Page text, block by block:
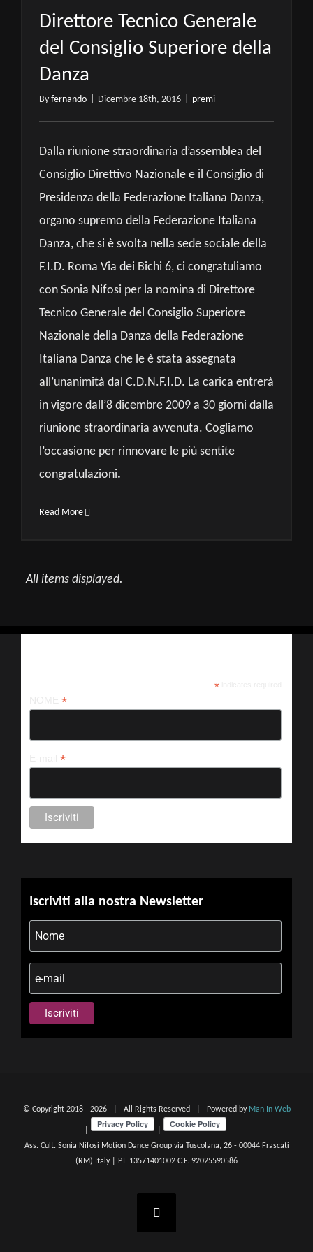
Direttore Tecnico Generale
del Consiglio Superiore della
Danza
By fernando Dicembre 18th, 2016 premi
Dalla riunione straordinaria d’assemblea del
Consiglio Direttivo Nazionale e il Consiglio di
Presidenza della Federazione Italiana Danza,
organo supremo della Federazione Italiana
Danza, che si è svolta nella sede sociale della
F.I.D. Roma Via dei Bichi 6, ci congratuliamo
con Sonia Nifosi per la nomina di Direttore
Tecnico Generale del Consiglio Superiore
Nazionale della Danza della Federazione
Italiana Danza che le è stata assegnata
all’unanimità dal C.D.N.F.I.D. La carica entrerà
in vigore dall’8 dicembre 2009 a 30 giorni dalla
riunione straordinaria avvenuta. Cogliamo
l’occasione per rinnovare le più sentite
congratulazioni.
Read More
All items displayed.
*indicates required
*
*
Iscriviti alla nostra Newsletter
© Copyright 2018 - 2026 | All Rights Reserved | Powered by Man In Web
Ass. Cult. Sonia Nifosi Motion Dance Group via Tuscolana, 26 - 00044 Frascati
(RM) Italy | P.I. 13571401002 C.F. 92025590586
Facebook